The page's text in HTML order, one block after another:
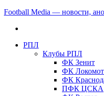
Football Media — новости,
РПЛ
Клубы РПЛ
ФК Зенит
ФК
ФК
ПФК ЦСКА